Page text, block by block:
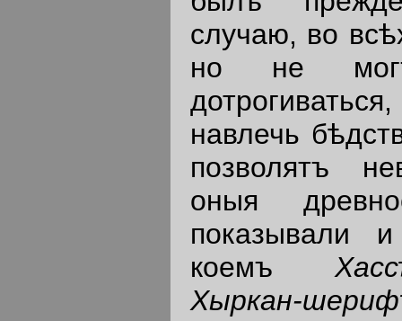
случаю, во
но не
навлечь
позволятъ
оныя
показывали
коемъ
Хыркан-